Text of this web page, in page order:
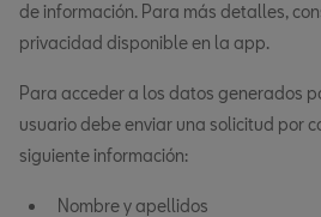
de información. Para más detalles,
privacidad disponible en la app.
Para acceder a los datos generados
usuario debe enviar una solicitud por
siguiente información:
Nombre y apellidos